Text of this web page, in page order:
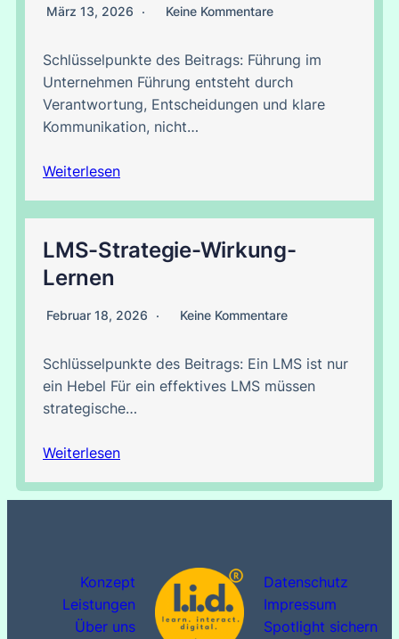
März 13, 2026 Keine Kommentare
Schlüsselpunkte des Beitrags: Führung im
Unternehmen Führung entsteht durch
Verantwortung, Entscheidungen und klare
Kommunikation, nicht…
Weiterlesen
LMS-Strategie-Wirkung-
Lernen
Februar 18, 2026 Keine Kommentare
Schlüsselpunkte des Beitrags: Ein LMS ist nur
ein Hebel Für ein effektives LMS müssen
strategische…
Weiterlesen
Konzept
Leistungen
Über uns
Datenschutz
Impressum
Spotlight sichern